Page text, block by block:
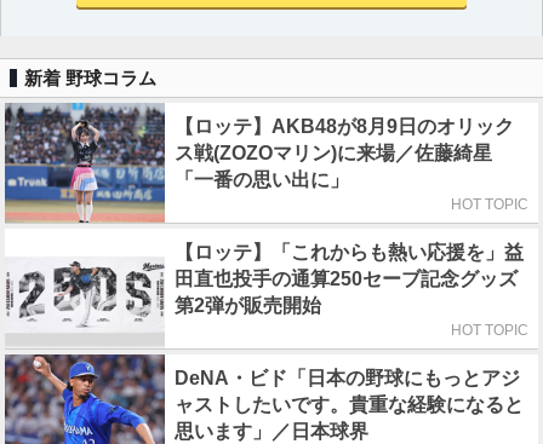
新着 野球コラム
【ロッテ】AKB48が8月9日のオリック
ス戦(ZOZOマリン)に来場／佐藤綺星
「一番の思い出に」
HOT TOPIC
【ロッテ】「これからも熱い応援を」益
田直也投手の通算250セーブ記念グッズ
第2弾が販売開始
HOT TOPIC
DeNA・ビド「日本の野球にもっとアジ
ャストしたいです。貴重な経験になると
思います」／日本球界